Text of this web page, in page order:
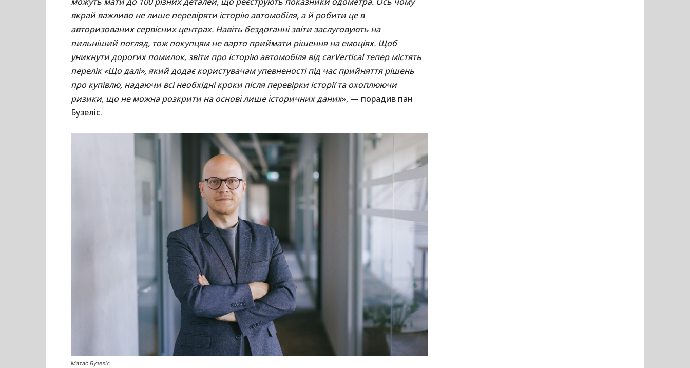
вкрай важливо не лише перевіряти історію автомобіля, а й робити це в
авторизованих сервісних центрах. Навіть бездоганні звіти заслуговують на
пильніший погляд, тож покупцям не варто приймати рішення на емоціях. Щоб
уникнути дорогих помилок, звіти про історію автомобіля від carVertical тепер містять
перелік «Що далі», який додає користувачам упевненості під час прийняття рішень
про купівлю, надаючи всі необхідні кроки після перевірки історії та охоплюючи
ризики, що не можна розкрити на основі лише історичних даних», — порадив пан
Бузеліс.
Матас Бузеліс